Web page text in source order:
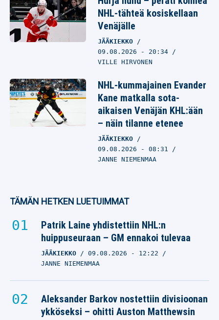
NHL-tähteä kosiskellaan
Venäjälle
JÄÄKIEKKO
09.08.2026 - 20:34
VILLE HIRVONEN
NHL-kummajainen Evander
Kane matkalla sota-
aikaisen Venäjän KHL:ään
– näin tilanne etenee
JÄÄKIEKKO
09.08.2026 - 08:31
JANNE NIEMENMAA
TÄMÄN HETKEN LUETUIMMAT
Patrik Laine yhdistettiin NHL:n
huippuseuraan – GM ennakoi tulevaa
JÄÄKIEKKO 09.08.2026 - 12:22
JANNE NIEMENMAA
Aleksander Barkov nostettiin divisioonan
ykköseksi – ohitti Auston Matthewsin